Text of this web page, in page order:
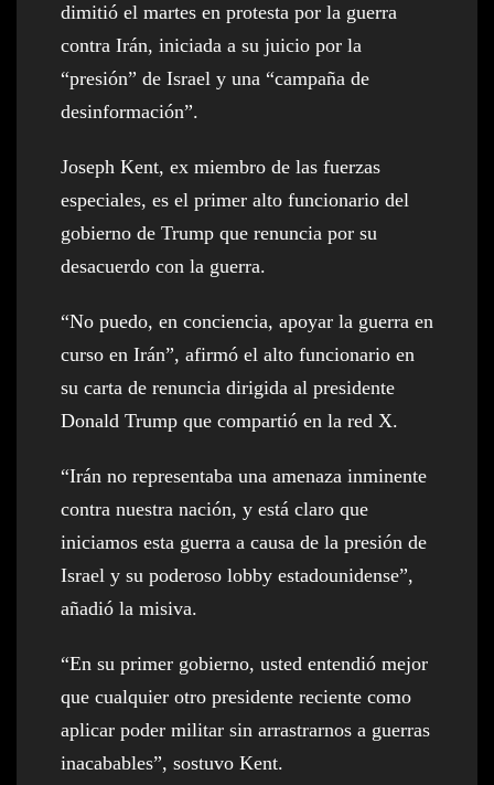
dimitió el martes en protesta por la guerra
contra Irán, iniciada a su juicio por la
“presión” de Israel y una “campaña de
desinformación”.
Joseph Kent, ex miembro de las fuerzas
especiales, es el primer alto funcionario del
gobierno de Trump que renuncia por su
desacuerdo con la guerra.
“No puedo, en conciencia, apoyar la guerra en
curso en Irán”, afirmó el alto funcionario en
su carta de renuncia dirigida al presidente
Donald Trump que compartió en la red X.
“Irán no representaba una amenaza inminente
contra nuestra nación, y está claro que
iniciamos esta guerra a causa de la presión de
Israel y su poderoso lobby estadounidense”,
añadió la misiva.
“En su primer gobierno, usted entendió mejor
que cualquier otro presidente reciente como
aplicar poder militar sin arrastrarnos a guerras
inacabables”, sostuvo Kent.